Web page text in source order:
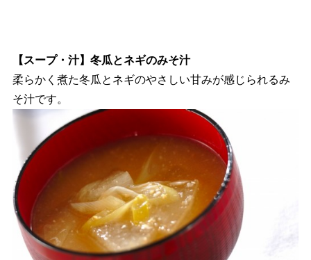
【スープ・汁】冬瓜とネギのみそ汁
柔らかく煮た冬瓜とネギのやさしい甘みが感じられるみ
そ汁です。